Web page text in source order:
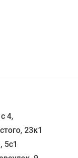
4,
23к1
5с1